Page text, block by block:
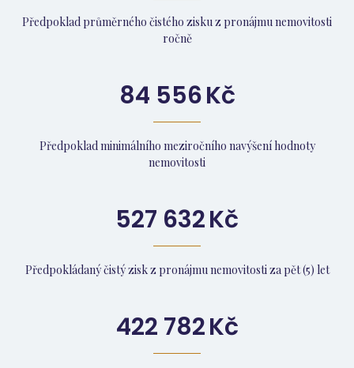
Předpoklad průměrného čistého zisku z pronájmu nemovitosti
ročně
84 556Kč
Předpoklad minimálního meziročního navýšení hodnoty
nemovitosti
527 632Kč
Předpokládaný čistý zisk z pronájmu nemovitosti za pět (5) let
422 782Kč